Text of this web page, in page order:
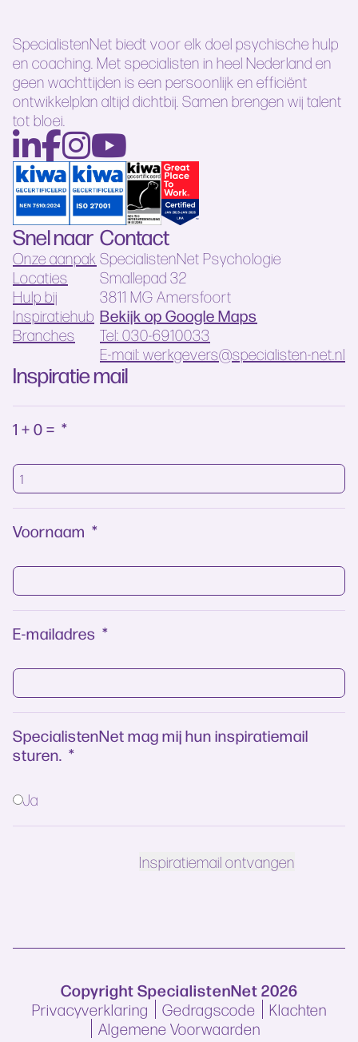
SpecialistenNet biedt voor elk doel psychische hulp
en coaching. Met specialisten in heel Nederland en
geen wachttijden is een persoonlijk en efficiënt
ontwikkelplan altijd dichtbij. Samen brengen wij talent
tot bloei.
Snel naar
Onze aanpak
Locaties
Hulp bij
Inspiratiehub
Branches
Contact
SpecialistenNet Psychologie
Smallepad 32
3811 MG Amersfoort
Bekijk op Google Maps
Tel: 030-6910033
E-mail: werkgevers@specialisten-net.nl
Inspiratie mail
1 + 0 = *
Voornaam *
E-mailadres *
SpecialistenNet mag mij hun inspiratiemail
sturen. *
Ja
Copyright SpecialistenNet 2026
Privacyverklaring Gedragscode
Klachten
Algemene Voorwaarden